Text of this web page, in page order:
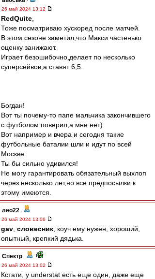
26 май 2024 13:12
RedQuite
Тоже посматриваю хускоред после матчей.
В этом сезоне заметил,что Макси частенько
оценку занижают.
Играет безошибочно,делает по несколько
суперсейвов,а ставят 6,5.
Богдан!
Вот ты почему-то папе мальчика закончившего
с футболом поверил,а мне нет)
Вот например и вчера и сегодня такие
футбольные баталии шли и идут по всей
Москве.
Ты бы сильно удивился!
Не могу гарантировать обязательный выхлоп
через несколько лет,но все предпосылки к
этому имеются.
лео22 -
26 май 2024 13:06
gav словесник , коуч ему нужен, хороший,
опытный, крепкий дядька.
Спектр -
26 май 2024 13:02
Кстати, у understat есть еще один, даже еще